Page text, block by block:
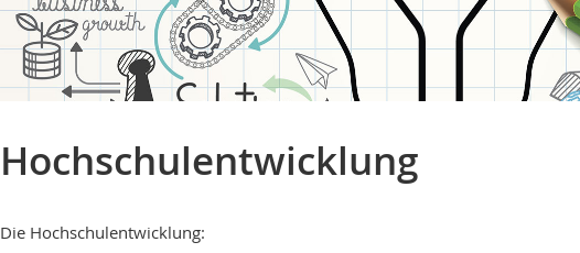
Hochschulentwicklung
Die Hochschulentwicklung: